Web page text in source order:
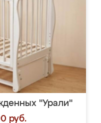
"Урали"
руб.